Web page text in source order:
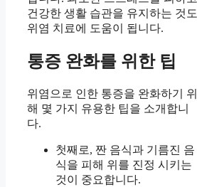
건강한 생활 습관을 유지하는 것도
위염 치료에 도움이 됩니다.
통증 완화를 위한 팁
위염으로 인한 통증을 완화하기 위
해 몇 가지 유용한 팁을 소개합니
다.
첫째로, 짠 음식과 기름진 음
식을 피해 위를 진정 시키는
것이 중요합니다.